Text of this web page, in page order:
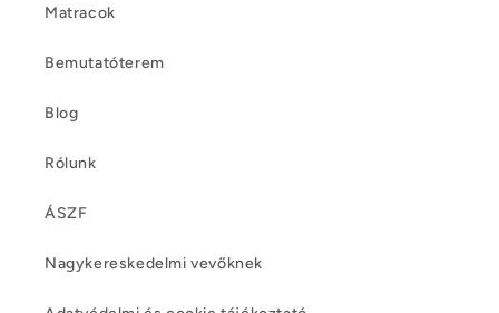
Matracok
Bemutatóterem
Blog
Rólunk
ÁSZF
Nagykereskedelmi vevőknek